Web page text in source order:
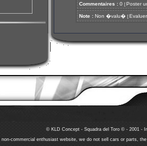
Commentaires : 0 [ Poster
Note : Non �valu� [ Evaluer
© KLD Concept - Squadra del Toro © - 2001 -
commercial enthusiast website, we do not sell cars or parts,